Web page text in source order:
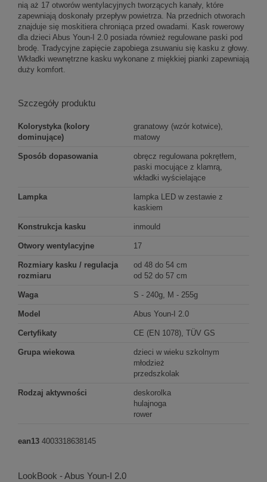
nią aż 17 otworów wentylacyjnych tworzących kanały, które
zapewniają doskonały przepływ powietrza. Na przednich otworach
znajduje się moskitiera chroniąca przed owadami. Kask rowerowy
dla dzieci Abus Youn-I 2.0 posiada również regulowane paski pod
brodę. Tradycyjne zapięcie zapobiega zsuwaniu się kasku z głowy.
Wkładki wewnętrzne kasku wykonane z miękkiej pianki zapewniają
duży komfort.
Szczegóły produktu
Kolorystyka (kolory
dominujące)
granatowy (wzór kotwice),
matowy
Sposób dopasowania
obręcz regulowana pokrętłem,
paski mocujące z klamrą,
wkładki wyścielające
Lampka
lampka LED w zestawie z
kaskiem
Konstrukcja kasku inmould
Otwory wentylacyjne 17
Rozmiary kasku / regulacja
rozmiaru
od 48 do 54 cm
od 52 do 57 cm
Waga S - 240g, M - 255g
Model Abus Youn-I 2.0
Certyfikaty CE (EN 1078), TÜV GS
Grupa wiekowa
dzieci w wieku szkolnym
młodzież
przedszkolak
Rodzaj aktywności
deskorolka
hulajnoga
rower
ean13 4003318638145
LookBook - Abus Youn-I 2.0